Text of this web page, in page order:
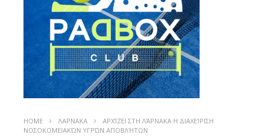
HOME ΛΑΡΝΑΚΑ
ΑΡΧΊΖΕΙ ΣΤΗ ΛΆΡΝΑΚΑ Η ΔΙΑΧΕΊΡΙΣΗ
ΝΟΣΟΚΟΜΕΙΑΚΏΝ ΥΓΡΏΝ ΑΠΟΒΛΉΤΩΝ